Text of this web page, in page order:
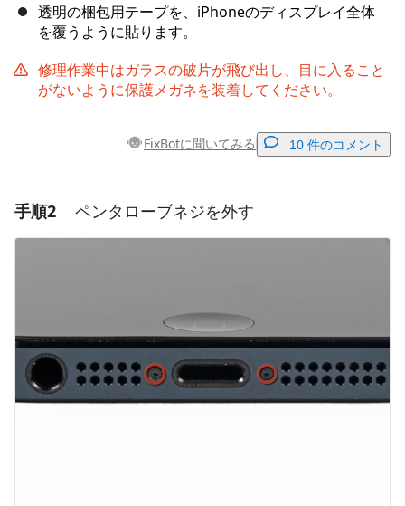
透明の梱包用テープを、iPhoneのディスプレイ全体
を覆うように貼ります。
修理作業中はガラスの破片が飛び出し、目に入ること
がないように保護メガネを装着してください。
FixBotに聞いてみる 10 件のコメント
コメントを追加
キャンセル コメントを投稿
手順2 ペンタローブネジを外す